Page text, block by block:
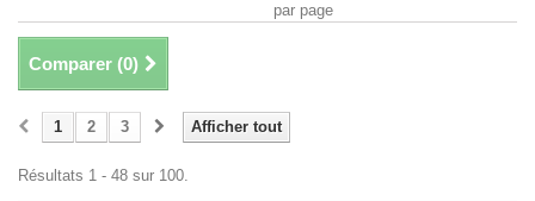
par page
Comparer (0)
Afficher tout
1 2 3
Résultats 1 - 48 sur 100.